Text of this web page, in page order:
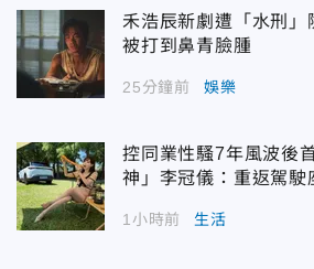
禾浩辰新劇遭「水刑
被打到鼻青臉腫
25分鐘前 娛樂
控同業性騷7年風波後
神」李冠儀：重返駕駛
1小時前 生活